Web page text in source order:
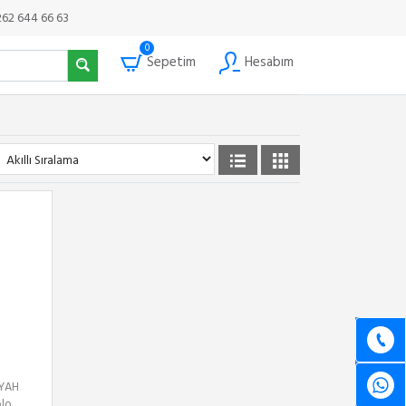
644 66 63
0
Sepetim Hesabım